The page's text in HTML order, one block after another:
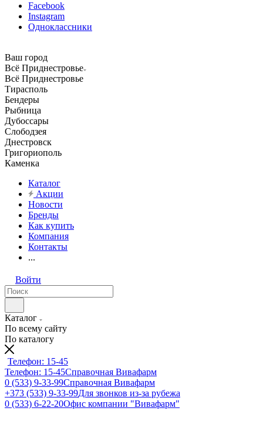
Facebook
Instagram
Одноклассники
Ваш город
Всё Приднестровье
Всё Приднестровье
Тирасполь
Бендеры
Рыбница
Дубоссары
Слободзея
Днестровск
Григориополь
Каменка
Каталог
Акции
Новости
Бренды
Как купить
Компания
Контакты
...
Войти
Каталог
По всему сайту
По каталогу
Телефон: 15-45
Телефон: 15-45Справочная Вивафарм
0 (533) 9-33-99Справочная Вивафарм
+373 (533) 9-33-99Для звонков из-за рубежа
0 (533) 6-22-20Офис компании "Вивафарм"